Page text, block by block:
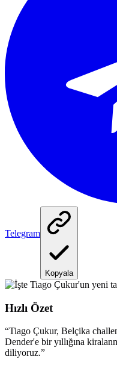
Telegram
Kopyala
Hızlı Özet
“Tiago Çukur, Belçika
Dender'e bir yıllığına
diliyoruz.”